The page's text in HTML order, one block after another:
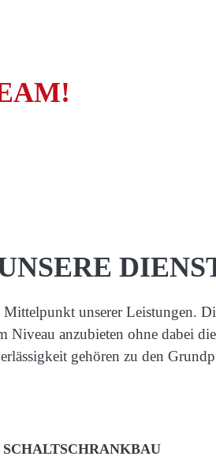
Mittelpunkt unserer Leistungen.
Niveau anzubieten ohne dabei
gehören zu den
SCHALTSCHRANKBAU